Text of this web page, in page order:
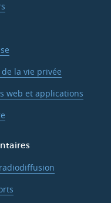
la vie privée
web et applications